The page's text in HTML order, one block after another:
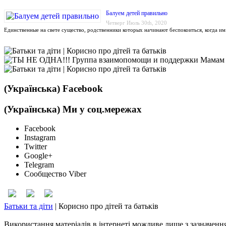
Балуем детей правильно
Четверг Июль 30th, 2020
Единственные на свете существо, родственники которых начинают беспокоиться, когда
(Українська) Facebook
(Українська) Ми у соц.мережах
Facebook
Instagram
Twitter
Google+
Telegram
Сообщество Viber
Батьки та діти | Корисно про дітей та батьків